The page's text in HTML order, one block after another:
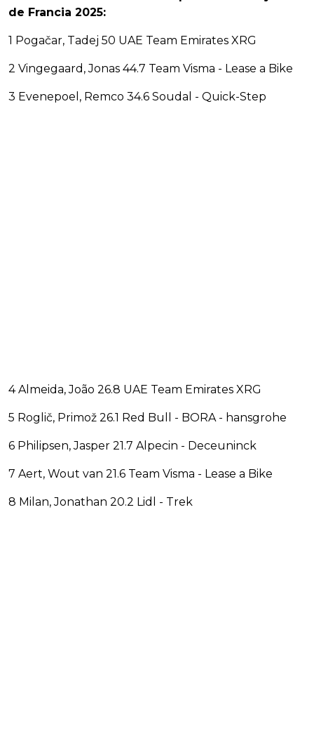
de Francia 2025:
1 Pogačar, Tadej 50 UAE Team Emirates XRG
2 Vingegaard, Jonas 44.7 Team Visma - Lease a Bike
3 Evenepoel, Remco 34.6 Soudal - Quick-Step
4 Almeida, João 26.8 UAE Team Emirates XRG
5 Roglič, Primož 26.1 Red Bull - BORA - hansgrohe
6 Philipsen, Jasper 21.7 Alpecin - Deceuninck
7 Aert, Wout van 21.6 Team Visma - Lease a Bike
8 Milan, Jonathan 20.2 Lidl - Trek